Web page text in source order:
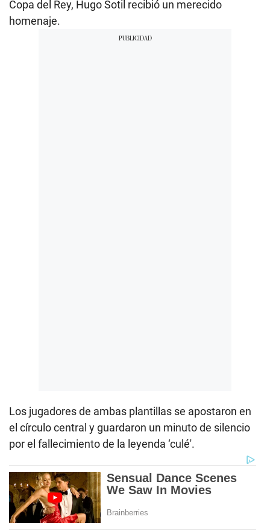
Copa del Rey, Hugo Sotil recibió un merecido
homenaje.
Los jugadores de ambas plantillas se apostaron en
el círculo central y guardaron un minuto de silencio
por el fallecimiento de la leyenda ‘culé'.